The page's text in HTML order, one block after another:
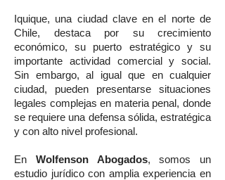
Iquique, una ciudad clave en el norte de
Chile, destaca por su crecimiento
económico, su puerto estratégico y su
importante actividad comercial y social.
Sin embargo, al igual que en cualquier
ciudad, pueden presentarse situaciones
legales complejas en materia penal, donde
se requiere una defensa sólida, estratégica
y con alto nivel profesional.
En Wolfenson Abogados, somos un
estudio jurídico con amplia experiencia en